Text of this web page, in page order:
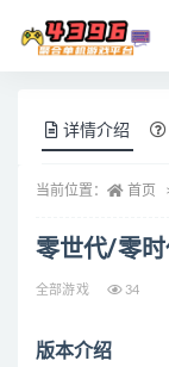
详情介绍
当前位置： 首页
零世代/零
全部游戏 34
版本介绍